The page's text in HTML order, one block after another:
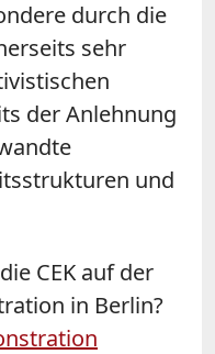
durch die
sehr
der Anlehnung
und
CEK auf der
in Berlin?